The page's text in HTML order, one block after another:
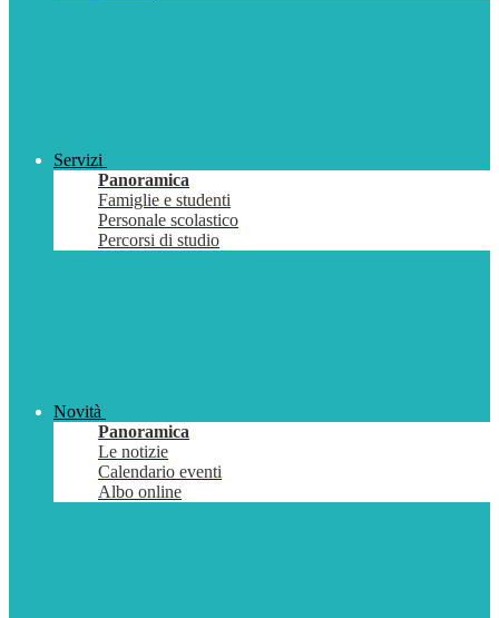
Servizi
Panoramica
Famiglie e studenti
Personale scolastico
Percorsi di studio
Novità
Panoramica
Le notizie
Calendario eventi
Albo online